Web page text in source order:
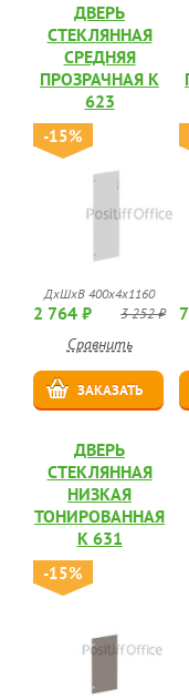
ДВЕРЬ
СТЕКЛЯННАЯ
СРЕДНЯЯ
ПРОЗРАЧНАЯ К
623
-15%
ДхШхВ 400x4x1160
2 764 ₽ 3 252 ₽
Сравнить
ЗАКАЗАТЬ
ДВЕРЬ
СТЕКЛЯННАЯ
НИЗКАЯ
ТОНИРОВАННАЯ
К 631
-15%